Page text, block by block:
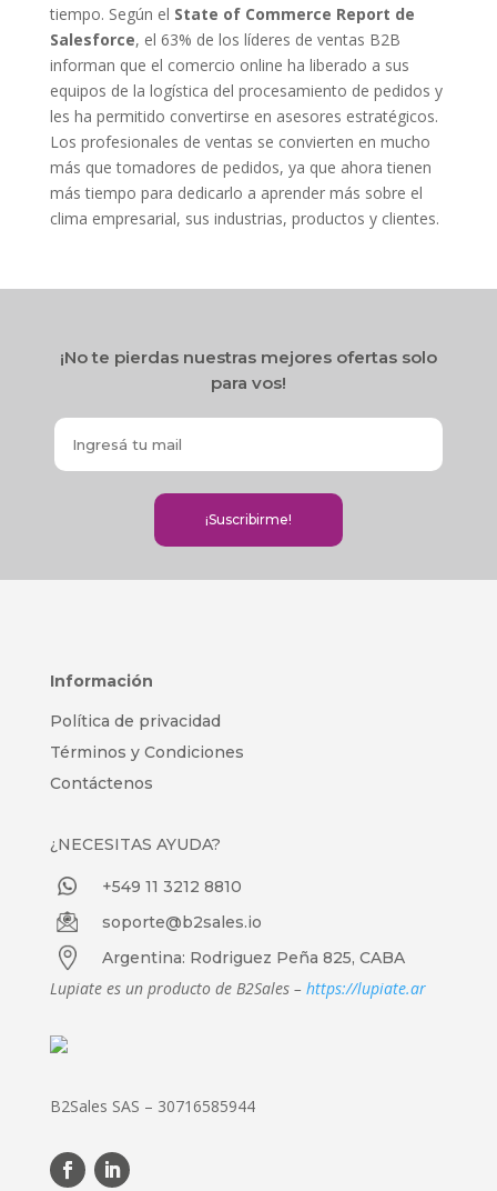
tiempo. Según el State of Commerce Report de
Salesforce, el 63% de los líderes de ventas B2B
informan que el comercio online ha liberado a sus
equipos de la logística del procesamiento de pedidos y
les ha permitido convertirse en asesores estratégicos.
Los profesionales de ventas se convierten en mucho
más que tomadores de pedidos, ya que ahora tienen
más tiempo para dedicarlo a aprender más sobre el
clima empresarial, sus industrias, productos y clientes.
¡No te pierdas nuestras mejores ofertas solo
para vos!
Información
Política de privacidad
Términos y Condiciones
Contáctenos
¿NECESITAS AYUDA?
+549 11 3212 8810
soporte@b2sales.io
Argentina: Rodriguez Peña 825, CABA
Lupiate es un producto de B2Sales – https://lupiate.ar
B2Sales SAS – 30716585944